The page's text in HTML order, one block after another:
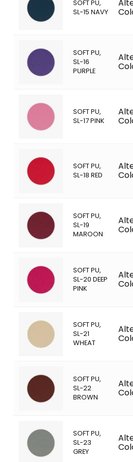
SOFT PU,
SL-15 NAVY
SOFT PU,
SL-16
PURPLE
SOFT PU,
SL-17 PINK
SOFT PU,
SL-18 RED
SOFT PU,
SL-19
MAROON
SOFT PU,
SL-20 DEEP
PINK
SOFT PU,
SL-21
WHEAT
SOFT PU,
SL-22
BROWN
SOFT PU,
SL-23
GREY